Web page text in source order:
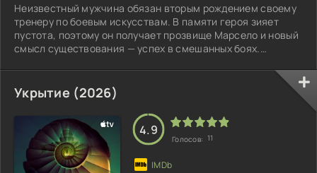
Неизвестный мужчина обязан вторым рождением своему
тренеру по боевым искусствам. В памяти героя зияет
пустота, поэтому он получает прозвище Марсело и новый
смысл существования — успех в смешанных боях.
клубок прошлых событий, но сталкивается с
криминальными интригами, которые могут унести его
жизнь и уничтожить наставника. Хосе Энрике Фонсека
настаивает: «Ярость» — не только про поединки, но и
глубокий драматический экскурс, который затягивает
Укрытие (2026)
4.9
Голосов: 11